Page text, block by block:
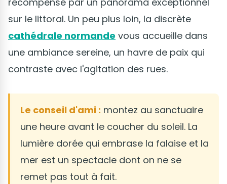
sur le littoral. Un peu plus loin, la discrète
cathédrale normande vous accueille dans
une ambiance sereine, un havre de paix qui
contraste avec l'agitation des rues.
Le conseil d'ami : montez au sanctuaire
une heure avant le coucher du soleil. La
lumière dorée qui embrase la falaise et la
mer est un spectacle dont on ne se
remet pas tout à fait.